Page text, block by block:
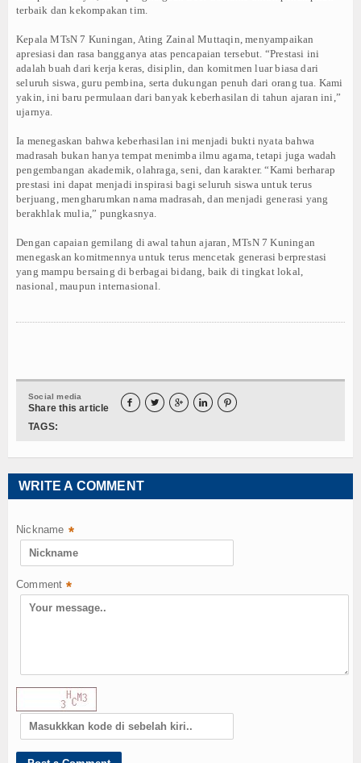
KIP DIGITAL ALUMNI 2025
KIP DIGITAL ALUMNI 2026
RAPORT DIGITAL
PMBM 2026/2027
terbaik dan kekompakan tim.
Kepala MTsN 7 Kuningan, Ating Zainal Muttaqin, menyampaikan
apresiasi dan rasa bangganya atas pencapaian tersebut. “Prestasi ini
adalah buah dari kerja keras, disiplin, dan komitmen luar biasa dari
seluruh siswa, guru pembina, serta dukungan penuh dari orang tua. Kami
yakin, ini baru permulaan dari banyak keberhasilan di tahun ajaran ini,”
ujarnya.
Ia menegaskan bahwa keberhasilan ini menjadi bukti nyata bahwa
madrasah bukan hanya tempat menimba ilmu agama, tetapi juga wadah
pengembangan akademik, olahraga, seni, dan karakter. “Kami berharap
prestasi ini dapat menjadi inspirasi bagi seluruh siswa untuk terus
berjuang, mengharumkan nama madrasah, dan menjadi generasi yang
berakhlak mulia,” pungkasnya.
Dengan capaian gemilang di awal tahun ajaran, MTsN 7 Kuningan
menegaskan komitmennya untuk terus mencetak generasi berprestasi
yang mampu bersaing di berbagai bidang, baik di tingkat lokal,
nasional, maupun internasional.
Social media
Share this article     
TAGS:
WRITE A COMMENT
Nickname *
Comment *